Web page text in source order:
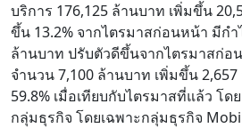
บริการ 176,125 ล้านบาท เพิ่มขึ้น
ขึ้น 13.2% จากไตรมาสก่อนหน้า มีก
ล้านบาท ปรับตัวดีขึ้นจากไตรมาสก่อน
จำนวน 7,100 ล้านบาท เพิ่มขึ้น
59.8% เมื่อเทียบกับไตรมาสที่แล้ว โ
กลุ่มธุรกิจ โดยเฉพาะกลุ่มธุรกิจ